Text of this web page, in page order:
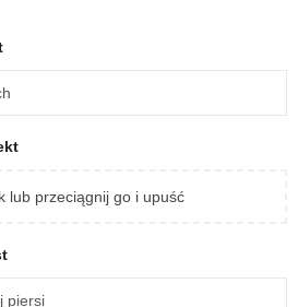
lub przeciągnij go i upuść